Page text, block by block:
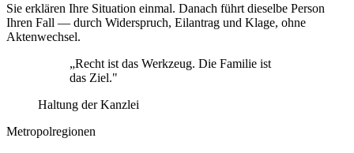
Sie erklären Ihre Situation einmal. Danach führt dieselbe Person
Ihren Fall — durch Widerspruch, Eilantrag und Klage, ohne
Aktenwechsel.
„Recht ist das Werkzeug. Die Familie ist
das Ziel."
Haltung der Kanzlei
Metropolregionen